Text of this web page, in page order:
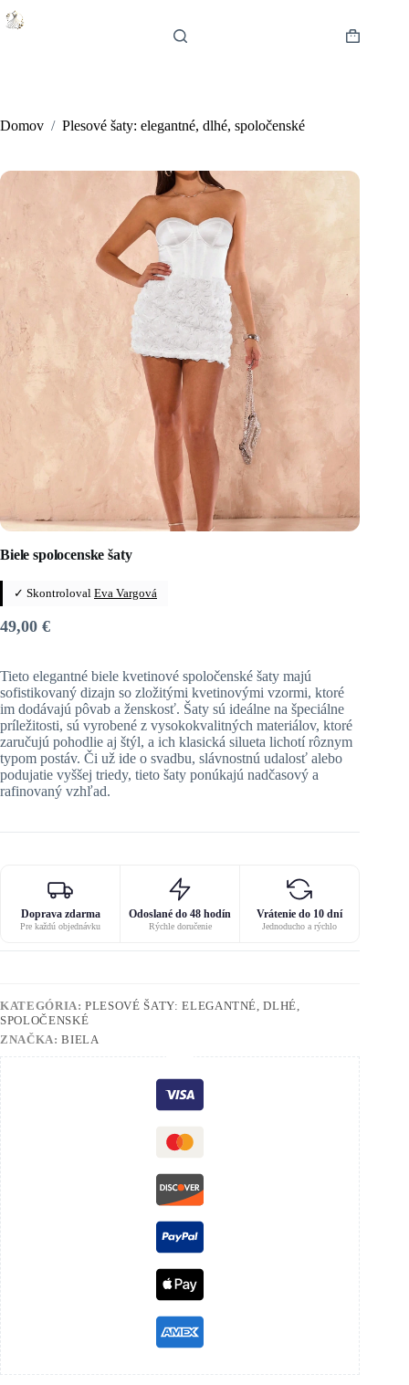
Skip
to
Shopping
Domov / Plesové šaty: elegantné, dlhé, spoločenské
Biele spolocenske šaty
✓ Skontroloval Eva Vargová
49,00 €
Tieto elegantné biele kvetinové spoločenské šaty majú
sofistikovaný dizajn so zložitými kvetinovými vzormi, ktoré
im dodávajú pôvab a ženskosť. Šaty sú ideálne na špeciálne
príležitosti, sú vyrobené z vysokokvalitných materiálov, ktoré
zaručujú pohodlie aj štýl, a ich klasická silueta lichotí rôznym
typom postáv. Či už ide o svadbu, slávnostnú udalosť alebo
podujatie vyššej triedy, tieto šaty ponúkajú nadčasový a
rafinovaný vzhľad.
Doprava zdarma
Pre každú objednávku
Odoslané do 48 hodín
Rýchle doručenie
Vrátenie do 10 dní
Jednoducho a rýchlo
KATEGÓRIA:PLESOVÉ ŠATY: ELEGANTNÉ, DLHÉ,
SPOLOČENSKÉ
ZNAČKA:BIELA